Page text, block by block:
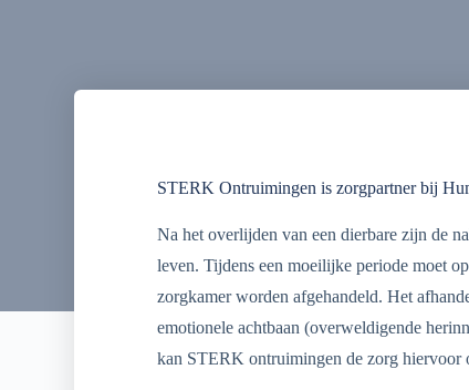
STERK Ontruimingen is zorgpartner bij
Na het overlijden van een dierbare zijn de
leven. Tijdens een moeilijke periode moet
zorgkamer worden afgehandeld. Het
emotionele achtbaan (overweldigende
kan STERK ontruimingen de zorg hiervoor